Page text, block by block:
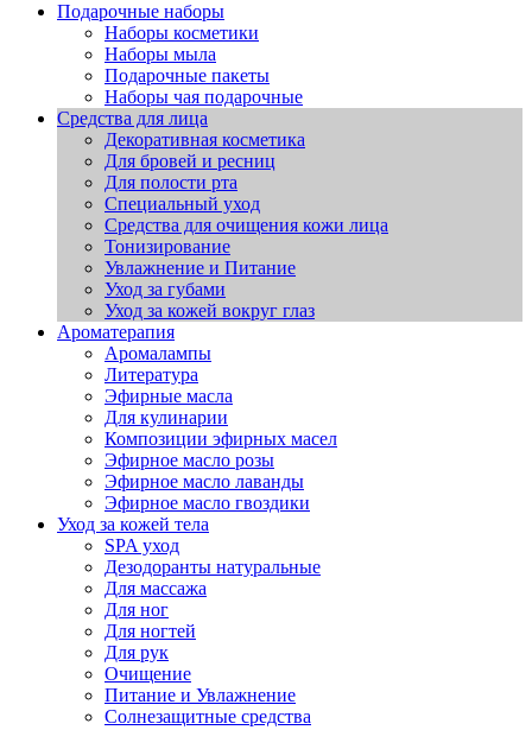
Подарочные наборы
Наборы косметики
Наборы мыла
Подарочные пакеты
Наборы чая подарочные
Средства для лица
Декоративная косметика
Для бровей и ресниц
Для полости рта
Специальный уход
Средства для очищения кожи лица
Тонизирование
Увлажнение и Питание
Уход за губами
Уход за кожей вокруг глаз
Ароматерапия
Аромалампы
Литература
Эфирные масла
Для кулинарии
Композиции эфирных масел
Эфирное масло розы
Эфирное масло лаванды
Эфирное масло гвоздики
Уход за кожей тела
SPA уход
Дезодоранты натуральные
Для массажа
Для ног
Для ногтей
Для рук
Очищение
Питание и Увлажнение
Солнезащитные средства